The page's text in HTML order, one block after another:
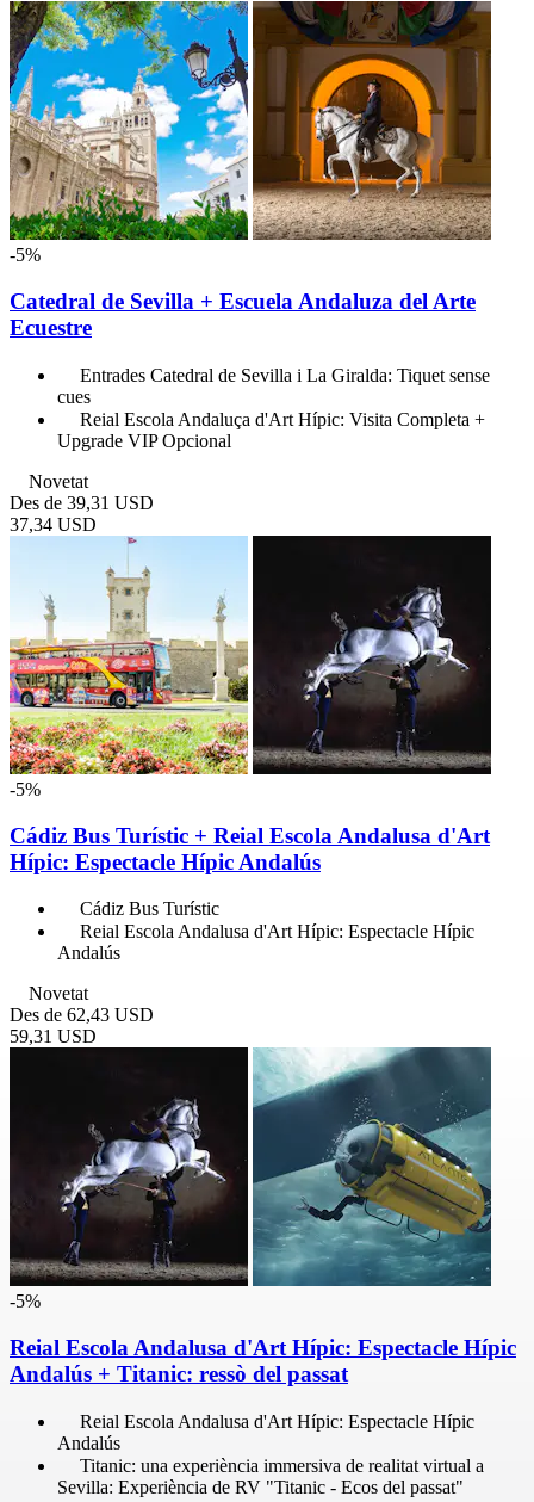
-5%
Catedral de Sevilla + Escuela Andaluza del Arte
Ecuestre
Entrades Catedral de Sevilla i La Giralda: Tiquet sense
cues
Reial Escola Andaluça d'Art Hípic: Visita Completa +
Upgrade VIP Opcional
Novetat
Des de 39,31 USD
37,34 USD
-5%
Cádiz Bus Turístic + Reial Escola Andalusa d'Art
Hípic: Espectacle Hípic Andalús
Cádiz Bus Turístic
Reial Escola Andalusa d'Art Hípic: Espectacle Hípic
Andalús
Novetat
Des de 62,43 USD
59,31 USD
-5%
Reial Escola Andalusa d'Art Hípic: Espectacle Hípic
Andalús + Titanic: ressò del passat
Reial Escola Andalusa d'Art Hípic: Espectacle Hípic
Andalús
Titanic: una experiència immersiva de realitat virtual a
Sevilla: Experiència de RV "Titanic - Ecos del passat"